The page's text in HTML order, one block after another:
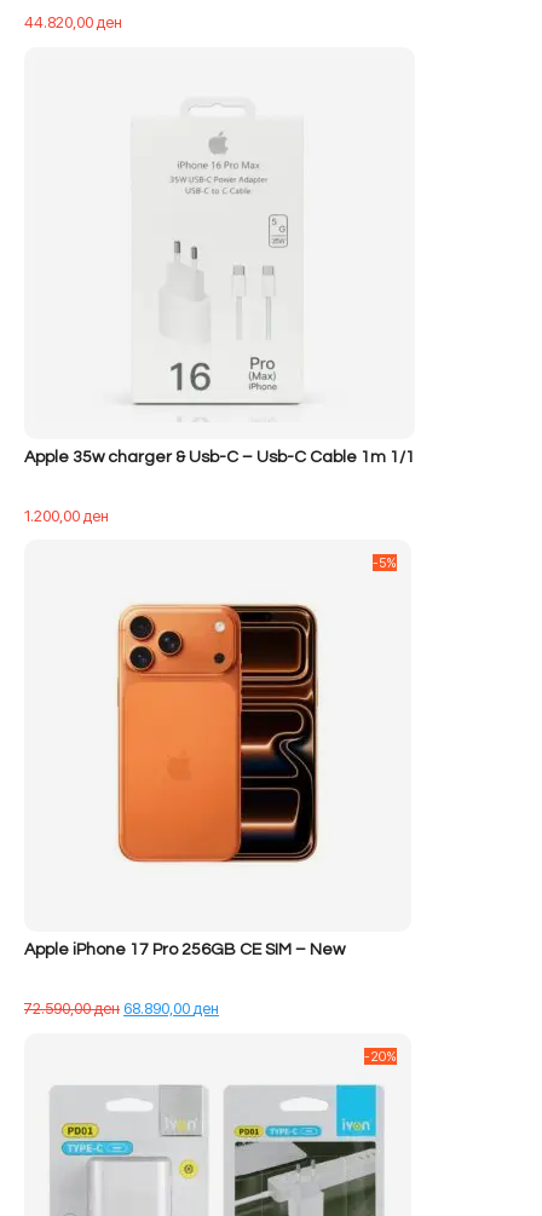
44.820,00ден
Apple 35w charger & Usb-C – Usb-C Cable 1m 1/1
1.200,00ден
Apple iPhone 17 Pro 256GB CE SIM – New
72.590,00денÇmimi
68.890,00ден
68.890,00 ден.
-5%
-20%